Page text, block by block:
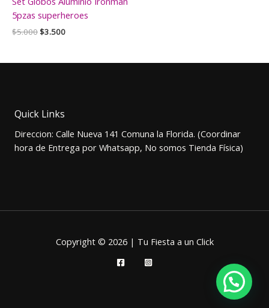
5pzas superheroes
$5.000El
era:
$3.500El
es:
Quick Links
Direccion: Calle Nueva 141 Comuna la Florida. (Coordinar
hora de Entrega por Whatsapp, No somos Tienda Física)
Copyright © 2026 | Tu Fiesta a un Click